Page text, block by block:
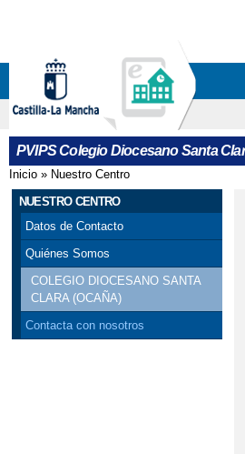
PVIPS Colegio Diocesano Santa
Se encuentra usted
Inicio » Nuestro Centro
NUESTRO CENTRO
Datos de Contacto
Quiénes Somos
COLEGIO DIOCESANO SANTA
CLARA (OCAÑA)
Contacta con nosotros